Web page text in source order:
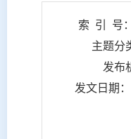
索 引 号
主题分
发布
发文日期